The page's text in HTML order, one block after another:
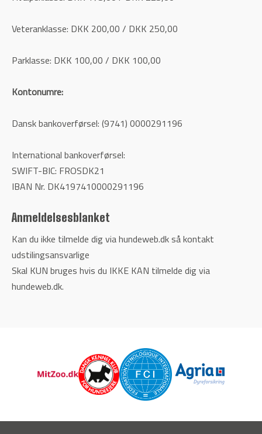
Veteranklasse: DKK 200,00 / DKK 250,00
Parklasse: DKK 100,00 / DKK 100,00
Kontonumre:
Dansk bankoverførsel: (9741) 0000291196
International bankoverførsel:
SWIFT-BIC: FROSDK21
IBAN Nr. DK4197410000291196
Anmeldelsesblanket
Kan du ikke tilmelde dig via hundeweb.dk så kontakt
udstilingsansvarlige
Skal KUN bruges hvis du IKKE KAN tilmelde dig via
hundeweb.dk.